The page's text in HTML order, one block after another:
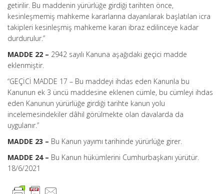
getirilir. Bu maddenin yürürlüğe girdiği tarihten önce,
kesinleşmemiş mahkeme kararlarına dayanılarak başlatılan icra
takipleri kesinleşmiş mahkeme kararı ibraz edilinceye kadar
durdurulur.”
MADDE 22 – 2942 sayılı Kanuna aşağıdaki geçici madde
eklenmiştir.
“GEÇİCİ MADDE 17 – Bu maddeyi ihdas eden Kanunla bu
Kanunun ek 3 üncü maddesine eklenen cümle, bu cümleyi ihdas
eden Kanunun yürürlüğe girdiği tarihte kanun yolu
incelemesindekiler dâhil görülmekte olan davalarda da
uygulanır.”
MADDE 23 – Bu Kanun yayımı tarihinde yürürlüğe girer.
MADDE 24 – Bu Kanun hükümlerini Cumhurbaşkanı yürütür.
18/6/2021